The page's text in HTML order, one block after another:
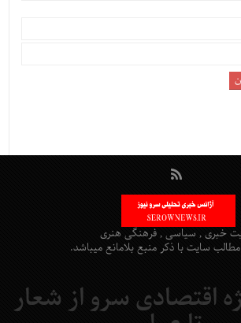
خبری , سیاسی , فرهنگی هنری
مطالب سایت با ذکر منبع بلامانع میباشد.
اقتصادی سرو از شعار